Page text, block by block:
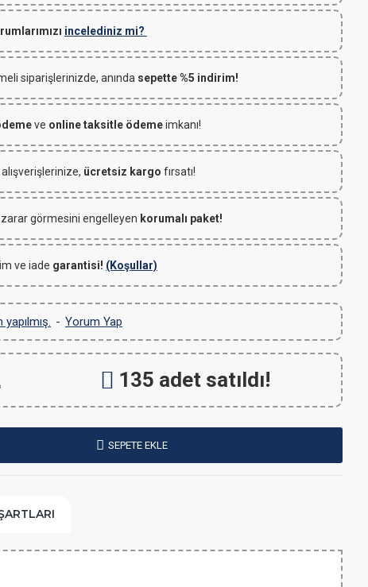
incelediniz mi?
siparişlerinizde, anında sepette %5 indirim!
ve online taksitle ödemeimkanı!
ücretsiz kargo fırsatı!
zarar görmesini engelleyen korumalı paket!
ve iade garantisi! (Koşullar)
- Yorum Yap
135 adet satıldı!
SEPETE EKLE